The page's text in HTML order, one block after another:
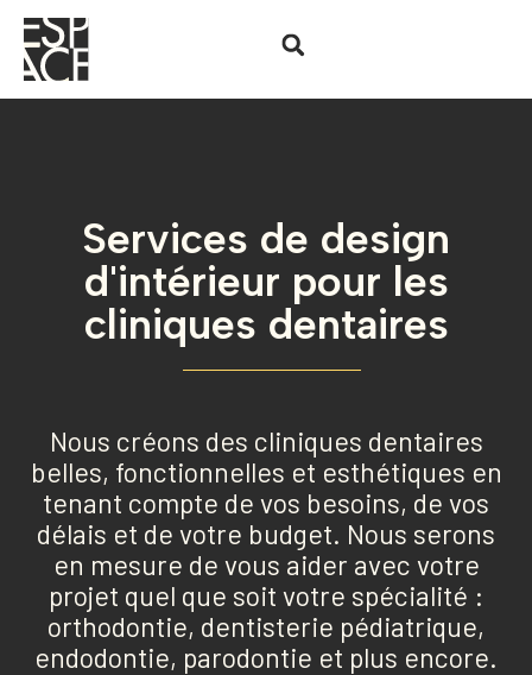
Services de design
d'intérieur pour les
cliniques dentaires​
Nous créons des cliniques dentaires
belles, fonctionnelles et esthétiques en
tenant compte de vos besoins, de vos
délais et de votre budget. Nous serons
en mesure de vous aider avec votre
projet quel que soit votre spécialité :
orthodontie, dentisterie pédiatrique,
endodontie, parodontie et plus encore.